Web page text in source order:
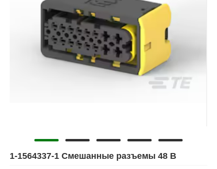
1-1564337-1 Смешанные разъемы 48 В